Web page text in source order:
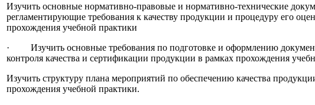
Изучить основные нормативно-правовые и нормативно-технические
регламентирующие требования к качеству продукции и процедуру его
прохождения учебной практики
· Изучить основные требования по подготовке и оформлению
контроля качества и сертификации продукции в рамках прохождения
Изучить структуру плана мероприятий по обеспечению качества
прохождения учебной практики.